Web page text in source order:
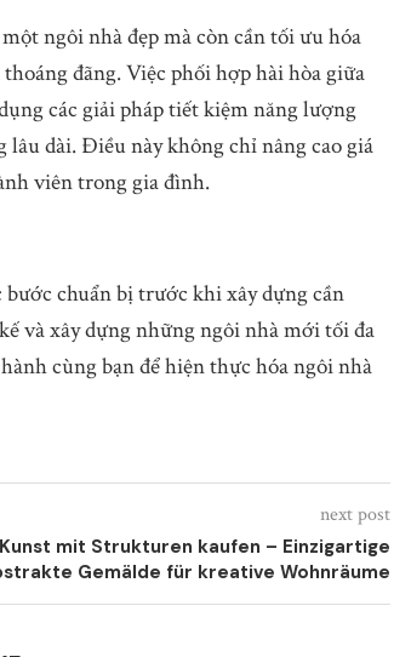
ngôi nhà đẹp mà còn cần tối ưu hóa
đãng. Việc phối hợp hài hòa giữa
các giải pháp tiết kiệm năng lượng
dài. Điều này không chỉ nâng cao giá
viên trong gia đình.
chuẩn bị trước khi xây dựng cần
và xây dựng những ngôi nhà mới tối đa
cùng bạn để hiện thực hóa ngôi nhà
next post
Kunst mit Strukturen kaufen – Einzigartige
Gemälde für kreative Wohnräume